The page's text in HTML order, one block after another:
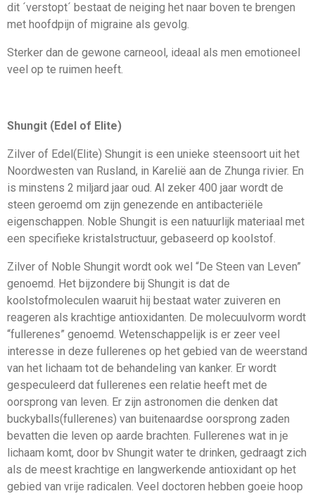
dit ´verstopt´ bestaat de neiging het naar boven te brengen
met hoofdpijn of migraine als gevolg.
Sterker dan de gewone carneool, ideaal als men emotioneel
veel op te ruimen heeft.
Shungit (Edel of Elite)
Zilver of Edel(Elite) Shungit is een unieke steensoort uit het
Noordwesten van Rusland, in Karelië aan de Zhunga rivier. En
is minstens 2 miljard jaar oud. Al zeker 400 jaar wordt de
steen geroemd om zijn genezende en antibacteriële
eigenschappen. Noble Shungit is een natuurlijk materiaal met
een specifieke kristalstructuur, gebaseerd op koolstof.
Zilver of Noble Shungit wordt ook wel “De Steen van Leven”
genoemd. Het bijzondere bij Shungit is dat de
koolstofmoleculen waaruit hij bestaat water zuiveren en
reageren als krachtige antioxidanten. De molecuulvorm wordt
“fullerenes” genoemd. Wetenschappelijk is er zeer veel
interesse in deze fullerenes op het gebied van de weerstand
van het lichaam tot de behandeling van kanker. Er wordt
gespeculeerd dat fullerenes een relatie heeft met de
oorsprong van leven. Er zijn astronomen die denken dat
buckyballs(fullerenes) van buitenaardse oorsprong zaden
bevatten die leven op aarde brachten. Fullerenes wat in je
lichaam komt, door bv Shungit water te drinken, gedraagt zich
als de meest krachtige en langwerkende antioxidant op het
gebied van vrije radicalen. Veel doctoren hebben goeie hoop